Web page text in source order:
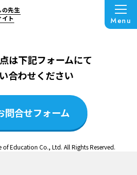
先生
ト
Menu
終了いたしました
は下記フォームにて
合わせください
問合せフォーム
Education Co., Ltd. All Rights Reserved.